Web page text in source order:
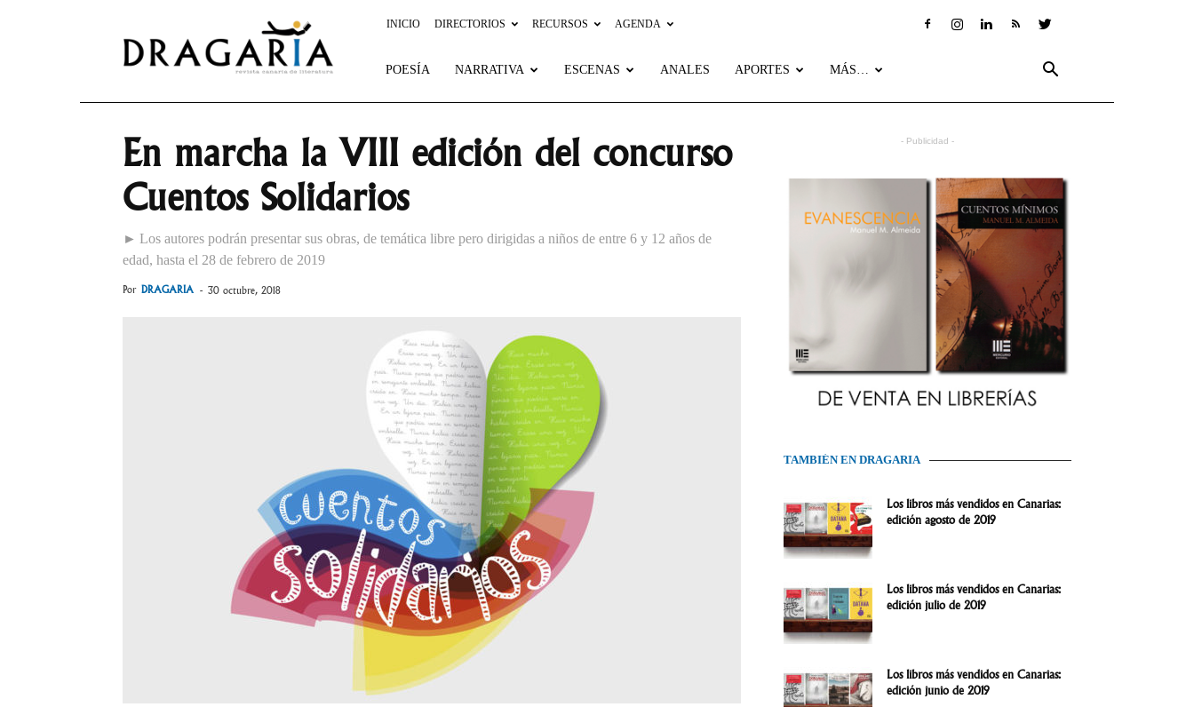
INICIO DIRECTORIOS RECURSOS AGENDA
POESÍA NARRATIVA ESCENAS ANALES APORTES MÁS…
En marcha la VIII edición del concurso
Cuentos Solidarios
► Los autores podrán presentar sus obras, de temática libre pero dirigidas a niños de entre 6 y 12 años de
edad, hasta el 28 de febrero de 2019
Por DRAGARIA - 30 octubre, 2018
- Publicidad -
TAMBIÉN EN DRAGARIA
Los libros más vendidos en Canarias:
edición agosto de 2019
Los libros más vendidos en Canarias:
edición julio de 2019
Los libros más vendidos en Canarias:
edición junio de 2019